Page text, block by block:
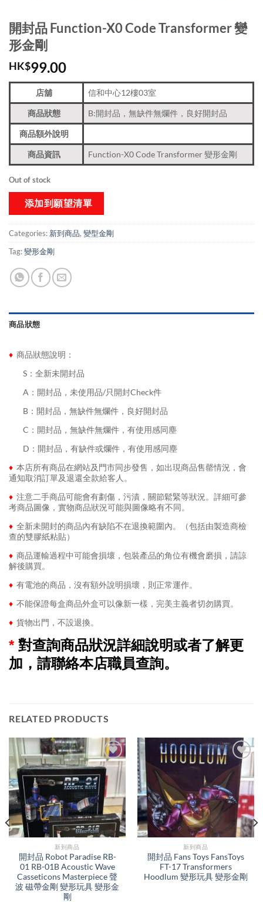
開封品 Function-X0 Code Transformer 變
形金剛
HK$99.00
店舖 信和中心12樓03室
商品狀態 B:開封品，無缺件無爛件，良好開封品
商品額外說明
商品資訊 Function-X0 Code Transformer 變形金剛
Out of stock
添加到願望清單
Categories: 新到商品​, 變型金剛
Tag:變形金剛
商品狀態
♦ 商品狀態說明：
S：全新未開封品
A：開封品，未使用品/只開封Check件
B：開封品，無缺件無爛件，良好開封品
C：開封品，無缺件無爛件，有使用感同塵
D：開封品，有缺件或爛件，有使用感同塵
♦ 本店所有商品在網站及門市同步發售，如出現商品售罄情況，會
通知取消訂單及退還全款給客人。
♦ 注意二手商品可能會有劃傷，污漬，關節鬆緊等狀況。詳細可參
考商品圖像，實物商品狀況可能與圖像略有不同。
♦ 全新未開封的商品內有缺陷不在退換範圍內。（包括由製造商檢
查的雙膠紙粘貼）
♦ 商品運輸過程中可能會損壞，包裝產品的角位有機會磨損，請諒
解後購買。
♦ 有電池的商品，沒有額外說明損壞，則正常運作。
♦ 不能保證每盒商品外盒可以像新一樣，完美主義者切勿購買。
♦ 貨物出門，不設退換。
* 對查詢商品狀況詳細說明或者了解更
加，請聯絡本店職員查詢。
RELATED PRODUCTS
新到商品​
開封品 Robot Paradise RB-
01 RB-01B Acoustic Wave
Casseticons Masterpiece 聲
波 磁帶金剛 變形玩具 變形金
剛
新到商品​
開封品 Fans Toys FansToys
FT-17 Transformers
Hoodlum 變形玩具 變形金剛